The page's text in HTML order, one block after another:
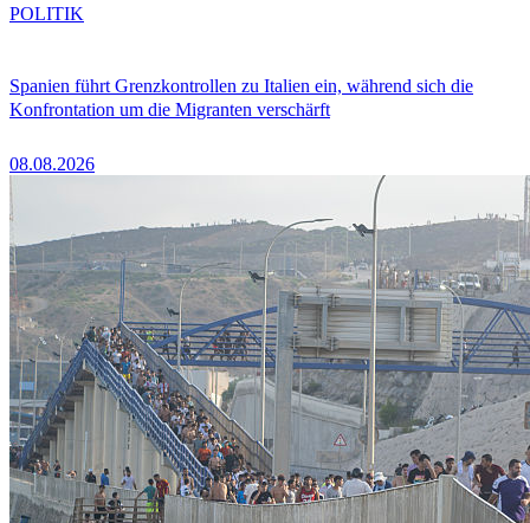
Spanien führt Grenzkontrollen zu Italien ein, während sich die
Konfrontation um die Migranten verschärft
08.08.2026
POLITIK